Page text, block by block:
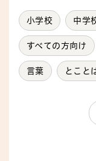
小学校 中学
すべての方向け
言葉 とこと